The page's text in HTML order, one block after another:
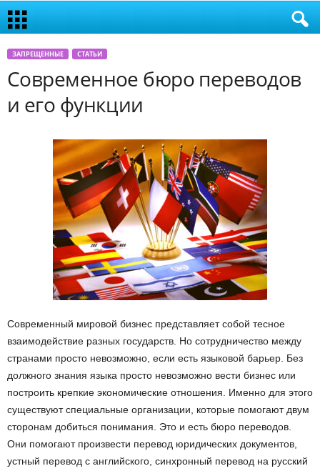
ЗАПРЕЩЕННЫЕ СТАТЬИ
Современное бюро переводов
и его функции
Современный мировой бизнес представляет собой тесное
взаимодействие разных государств. Но сотрудничество между
странами просто невозможно, если есть языковой барьер. Без
должного знания языка просто невозможно вести бизнес или
построить крепкие экономические отношения. Именно для этого
существуют специальные организации, которые помогают двум
сторонам добиться понимания. Это и есть бюро переводов.
Они помогают произвести перевод юридических документов,
устный перевод с английского, синхронный перевод на русский